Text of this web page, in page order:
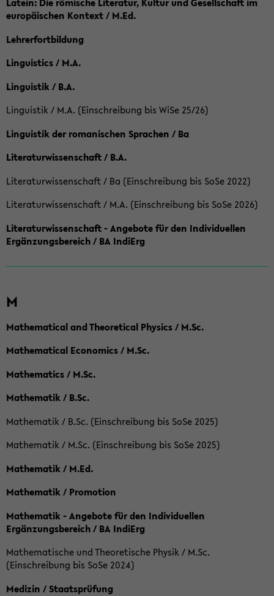
europäischen Kontext / M.Ed.
Lehrerfortbildung
Linguistics / M.A.
Linguistik / B.A.
Linguistik / M.A. (Einschreibung bis WiSe 25/26)
Linguistik der romanischen Sprachen / Ba
Literaturwissenschaft / B.A.
Literaturwissenschaft / Ba (Einschreibung bis SoSe 2022)
Literaturwissenschaft / M.A. (Einschreibung bis SoSe 2026)
Literaturwissenschaft - Angebote für den Individuellen
Ergänzungsbereich / BA IndiErg
M
Mathematical and Theoretical Physics / M.Sc.
Mathematical Economics / M.Sc.
Mathematics / M.Sc.
Mathematik / B.Sc.
Mathematik / B.Sc. (Einschreibung bis SoSe 2025)
Mathematik / M.Sc. (Einschreibung bis SoSe 2025)
Mathematik / M.Ed.
Mathematik / Promotion
Mathematik - Angebote für den Individuellen
Ergänzungsbereich / BA IndiErg
Mathematische und Theoretische Physik / M.Sc.
(Einschreibung bis SoSe 2024)
Medizin / Staatsprüfung